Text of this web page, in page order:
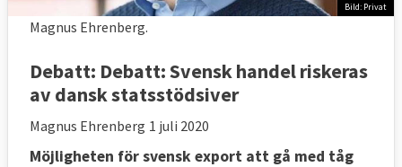
Bild: Privat
Magnus Ehrenberg.
Debatt: Debatt: Svensk handel riskeras
av dansk statsstödsiver
Magnus Ehrenberg 1 juli 2020
Möjligheten för svensk export att gå med tåg